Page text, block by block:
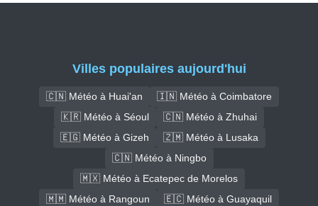
Villes populaires aujourd'hui
🇨🇳 Météo à Huai'an
🇮🇳 Météo à Coimbatore
🇰🇷 Météo à Séoul
🇨🇳 Météo à Zhuhai
🇪🇬 Météo à Gizeh
🇿🇲 Météo à Lusaka
🇨🇳 Météo à Ningbo
🇲🇽 Météo à Ecatepec de Morelos
🇲🇲 Météo à Rangoun
🇪🇨 Météo à Guayaquil